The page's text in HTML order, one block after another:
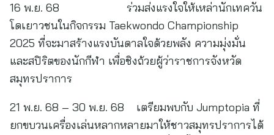
16 พ.ย. 68 ร่วมส่งแรงใจให้เหล่านักเทควัน
โดเยาวชนในกิจกรรม Taekwondo Championship
2025 ที่จะมาสร้างแรงบันดาลใจด้วยพลัง ความมุ่งมั่น
และสปิริตของนักกีฬา เพื่อชิงถ้วยผู้ว่าราชการจังหวัด
สมุทรปราการ
21 พ.ย. 68 – 30 พ.ย. 68 เตรียมพบกับ Jumptopia ที่
ยกขบวนเครื่องเล่นหลากหลายมาให้ชาวสมุทรปราการได้